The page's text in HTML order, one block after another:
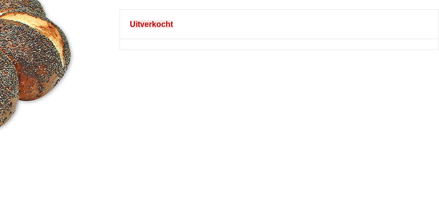
Uitverkocht